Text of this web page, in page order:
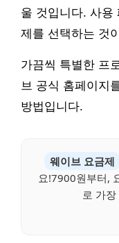
울 것입니다. 사용
제를 선택하는 것
가끔씩 특별한 프
브 공식 홈페이지
방법입니다.
웨이브 요금제
요!7900원부터,
로 가